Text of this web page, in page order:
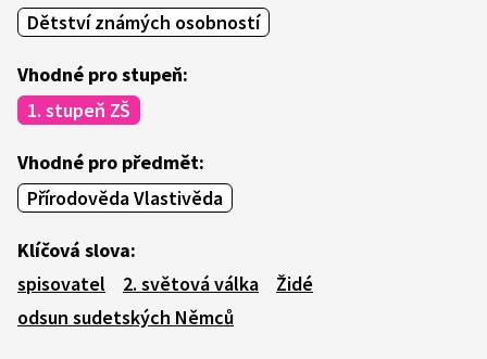
Dětství známých osobností
Vhodné pro stupeň:
1. stupeň ZŠ
Vhodné pro předmět:
Přírodověda Vlastivěda
Klíčová slova:
spisovatel
2. světová válka
Židé
odsun sudetských Němců